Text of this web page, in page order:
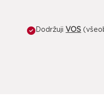
Dodržuji VOS